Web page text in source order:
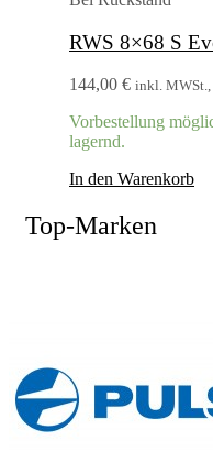
RWS 8×68 S
144,00 € inkl. MWSt.,
Vorbestellung
lagernd.
In den Warenkorb
Top-Marken